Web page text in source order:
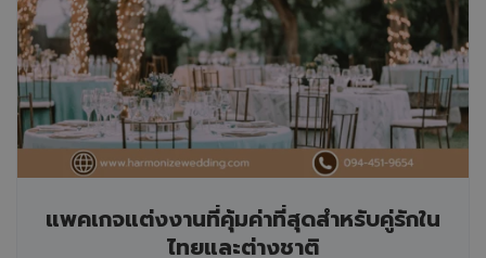
แพคเกจแต่งงานที่คุ้มค่าที่สุดสำหรับคู่รักใน
ไทยและต่างชาติ